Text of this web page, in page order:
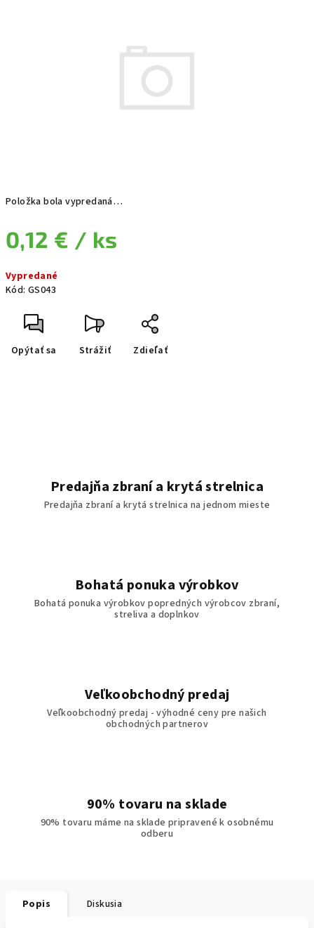
Položka bola vypredaná…
0,12 € / ks
Vypredané
Kód: GS043
Opýtať sa Strážiť Zdieľať
Predajňa zbraní a krytá strelnica
Predajňa zbraní a krytá strelnica na jednom mieste
Bohatá ponuka výrobkov
Bohatá ponuka výrobkov popredných výrobcov zbraní,
streliva a doplnkov
Veľkoobchodný predaj
Veľkoobchodný predaj - výhodné ceny pre našich
obchodných partnerov
90% tovaru na sklade
90% tovaru máme na sklade pripravené k osobnému
odberu
Popis Diskusia